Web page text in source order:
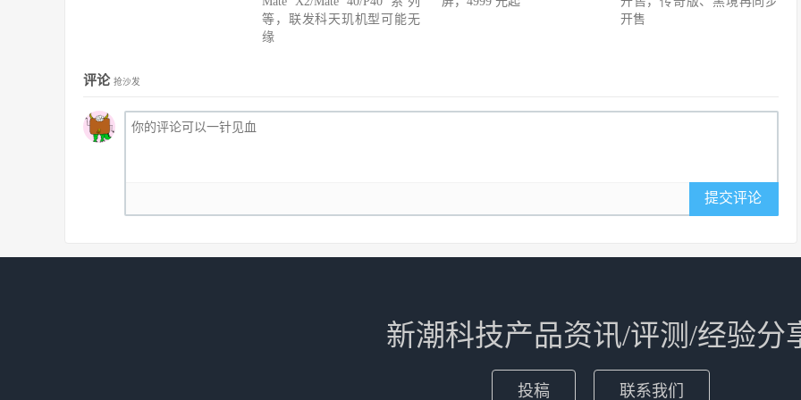
等，联发科天玑机型可能无
缘
开售
评论 抢沙发
提交评论
新潮科技产品资讯/评测/经验分
投稿 联系我们